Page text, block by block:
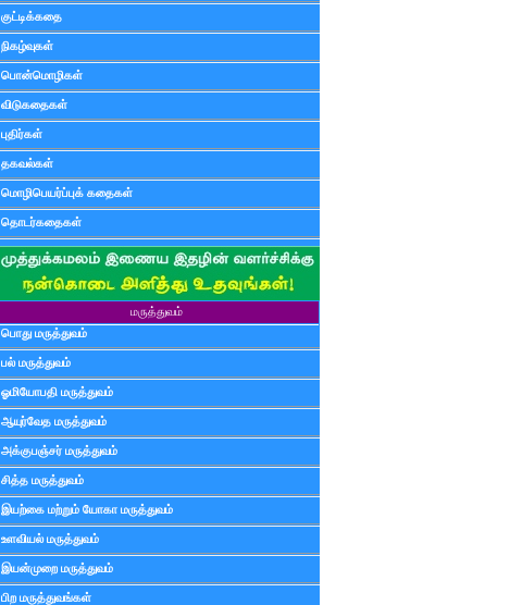
குட்டிக்கதை
நிகழ்வுகள்
பொன்மொழிகள்
விடுகதைகள்
புதிர்கள்
தகவல்கள்
மொழிபெயர்ப்புக் கதைகள்
தொடர்கதைகள்
மருத்துவம்
பொது மருத்துவம்
பல் மருத்துவம்
ஓமியோபதி மருத்துவம்
ஆயுர்வேத மருத்துவம்
அக்குபஞ்சர் மருத்துவம்
சித்த மருத்துவம்
இயற்கை மற்றும் யோகா மருத்துவம்
உளவியல் மருத்துவம்
இயன்முறை மருத்துவம்
பிற மருத்துவங்கள்